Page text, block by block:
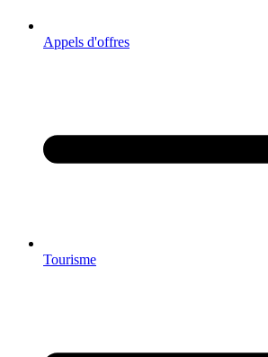
Appels d'offres
Tourisme